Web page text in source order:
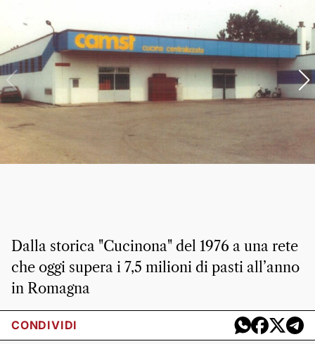
Dalla storica "Cucinona" del 1976 a una rete
che oggi supera i 7,5 milioni di pasti all’anno
in Romagna
CONDIVIDI